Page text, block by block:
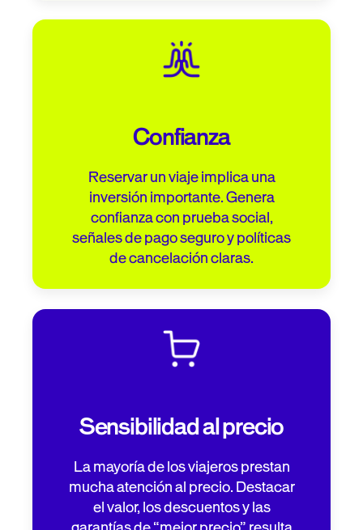
Confianza
Reservar un viaje implica una
inversión importante. Genera
confianza con prueba social,
señales de pago seguro y políticas
de cancelación claras.
Sensibilidad al precio
La mayoría de los viajeros prestan
mucha atención al precio. Destacar
el valor, los descuentos y las